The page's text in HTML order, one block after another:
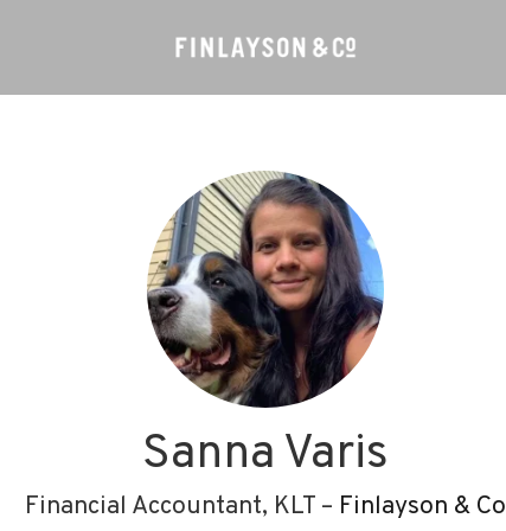
Sanna Varis
Financial Accountant, KLT – Finlayson & Co